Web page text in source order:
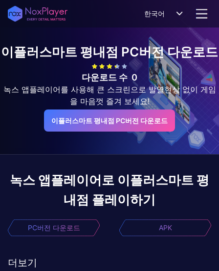
한국어
이플러스마트 평내점 PC버전 다운로드
다운로드 수 0
녹스 앱플레이어를 사용해 큰 스크린으로 발열현상 없이 게임
을 마음껏 즐겨 보세요!
이플러스마트 평내점 PC버전 다운로드
녹스 앱플레이어로 이플러스마트 평
내점 플레이하기
PC버전 다운로드 APK
더보기